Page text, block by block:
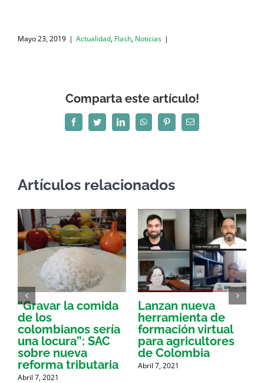
Mayo 23, 2019 | Actualidad, Flash, Noticias |
Comparta este artículo!
FacebookTwitterLinkedInWhatsAppPinterestCorreo
electrónico
Artículos relacionados
“Gravar la comida
de los
colombianos sería
una locura”: SAC
sobre nueva
reforma tributaria
Abril 7, 2021
Lanzan nueva
herramienta de
formación virtual
para agricultores
de Colombia
Abril 7, 2021